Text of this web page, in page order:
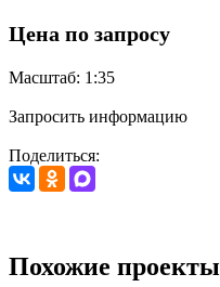
Цена по запросу
Масштаб: 1:35
Запросить информацию
Поделиться:
Похожие проекты